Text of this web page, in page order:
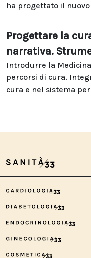
ha progettato il nuovo
Progettare la
narrativa.
Introdurre la
percorsi di cura.
cura e nel sistema